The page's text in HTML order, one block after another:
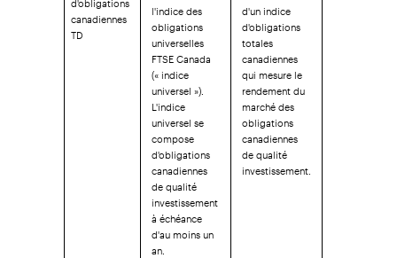
canadiennes
TD
l'indice des
obligations
universelles
FTSE Canada
(« indice
universel »).
L'indice
universel se
compose
d'obligations
canadiennes
de qualité
investissement
à échéance
d'au moins un
an.
d'un indice
d'obligations
totales
canadiennes
qui mesure le
rendement du
marché des
obligations
canadiennes
de qualité
investissement.